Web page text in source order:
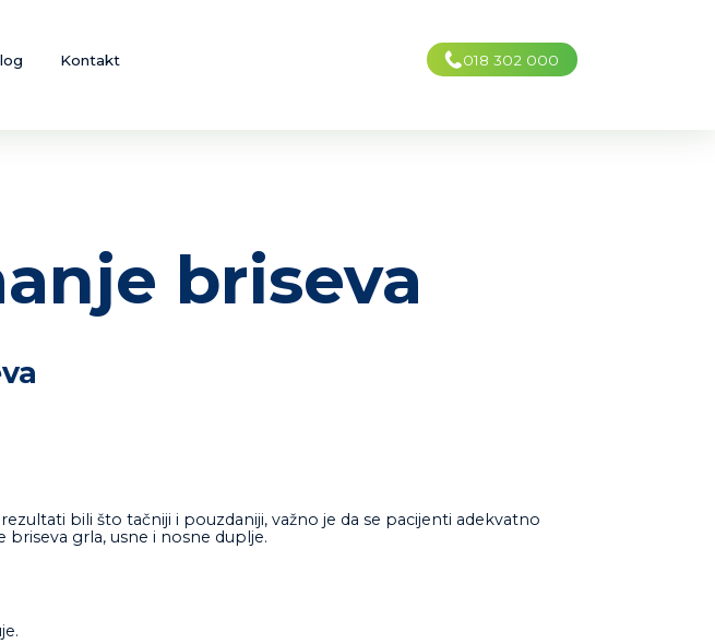
Kontakt 018 302 000
briseva
bili što tačniji i pouzdaniji, važno je da se pacijenti adekvatno
grla, usne i nosne duplje.